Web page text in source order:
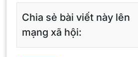
Chia sẻ bài viết này lên
mạng xã hội: